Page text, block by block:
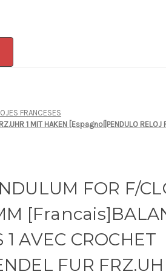
FRANCESES
1 MIT HAKEN [Espagnol]PENDULO RELOJ
FOR F/
1 AVEC CROCHET
FUR